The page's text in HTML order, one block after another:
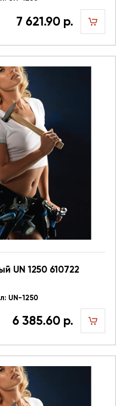
7 621.90 р.
UN 1250 610722
UN-1250
6 385.60 р.